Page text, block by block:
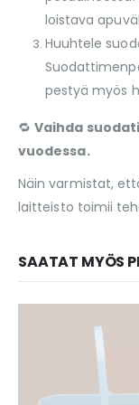
loistava
Huuhtele
pestyä myös
🔁Vaihda
vuodessa.
Näin varmistat,
laitteisto toimii
SAATAT MYÖS